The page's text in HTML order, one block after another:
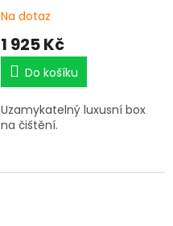
Na dotaz
1 925 Kč
Do košíku
Uzamykatelný luxusní box
na čištění.